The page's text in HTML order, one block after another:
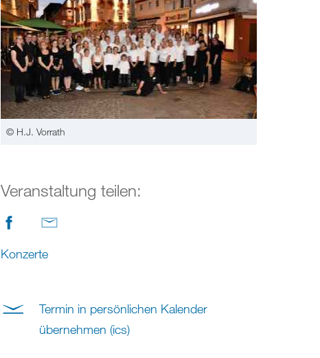
© H.J. Vorrath
Veranstaltung teilen:
Konzerte
Termin in persönlichen Kalender
übernehmen (ics)